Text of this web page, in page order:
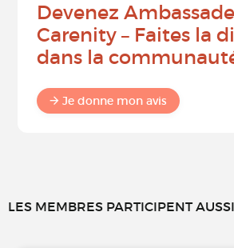
Devenez
Carenity – Faites la
dans la
Je donne mon avis
LES MEMBRES PARTICIPENT